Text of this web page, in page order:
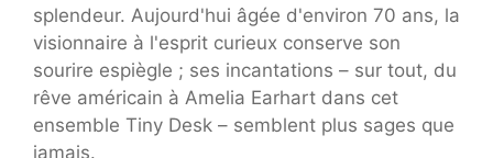
splendeur. Aujourd'hui âgée d'environ 70 ans, la
visionnaire à l'esprit curieux conserve son
sourire espiègle ; ses incantations – sur tout, du
rêve américain à Amelia Earhart dans cet
ensemble Tiny Desk – semblent plus sages que
jamais.